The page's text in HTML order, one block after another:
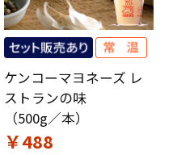
ケンコーマヨネーズ レ
ストランの味
（500g／本）
￥488